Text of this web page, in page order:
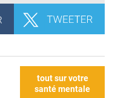
tout sur votre
santé mentale